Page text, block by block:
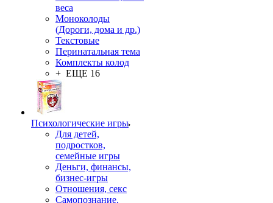
веса
Моноколоды
(Дороги, дома и др.)
Текстовые
Перинатальная тема
Комплекты колод
+ ЕЩЕ 16
Психологические игры
Для детей,
подростков,
семейные игры
Деньги, финансы,
бизнес-игры
Отношения, секс
Самопознание,